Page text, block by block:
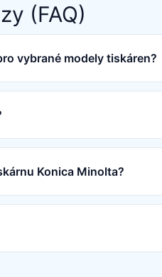
(FAQ)
vybrané modely tiskáren?
Konica Minolta?